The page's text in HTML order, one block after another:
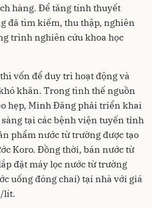
hàng. Để tăng tính thuyết
đã tìm kiếm, thu thập, nghiên
trình nghiên cứu khoa học
vốn để duy trì hoạt động và
khăn. Trong tình thế nguồn
hẹp, Minh Đăng phải triển khai
tại các bệnh viện tuyến tỉnh
phẩm nước từ trường được tạo
Koro. Đồng thời, bán nước từ
đặt máy lọc nước từ trường
uống đóng chai) tại nhà với giá
lít.